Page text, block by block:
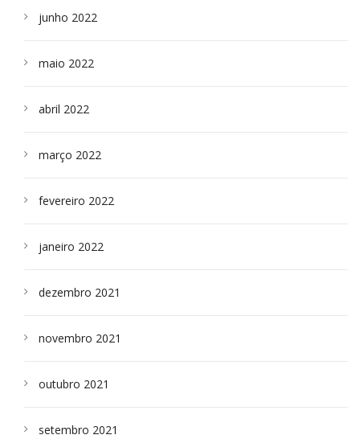
junho 2022
maio 2022
abril 2022
março 2022
fevereiro 2022
janeiro 2022
dezembro 2021
novembro 2021
outubro 2021
setembro 2021